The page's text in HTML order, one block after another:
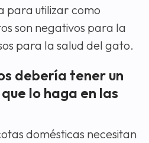
para utilizar como
son negativos para la
para la salud del gato.
debería tener un
lo haga en las
domésticas necesitan